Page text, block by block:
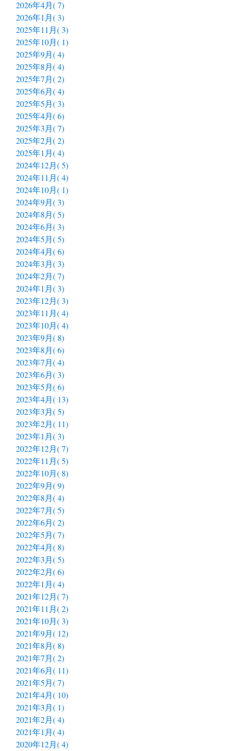
2026年4月( 7)
2026年1月( 3)
2025年11月( 3)
2025年10月( 1)
2025年9月( 4)
2025年8月( 4)
2025年7月( 2)
2025年6月( 4)
2025年5月( 3)
2025年4月( 6)
2025年3月( 7)
2025年2月( 2)
2025年1月( 4)
2024年12月( 5)
2024年11月( 4)
2024年10月( 1)
2024年9月( 3)
2024年8月( 5)
2024年6月( 3)
2024年5月( 5)
2024年4月( 6)
2024年3月( 3)
2024年2月( 7)
2024年1月( 3)
2023年12月( 3)
2023年11月( 4)
2023年10月( 4)
2023年9月( 8)
2023年8月( 6)
2023年7月( 4)
2023年6月( 3)
2023年5月( 6)
2023年4月( 13)
2023年3月( 5)
2023年2月( 11)
2023年1月( 3)
2022年12月( 7)
2022年11月( 5)
2022年10月( 8)
2022年9月( 9)
2022年8月( 4)
2022年7月( 5)
2022年6月( 2)
2022年5月( 7)
2022年4月( 8)
2022年3月( 5)
2022年2月( 6)
2022年1月( 4)
2021年12月( 7)
2021年11月( 2)
2021年10月( 3)
2021年9月( 12)
2021年8月( 8)
2021年7月( 2)
2021年6月( 11)
2021年5月( 7)
2021年4月( 10)
2021年3月( 1)
2021年2月( 4)
2021年1月( 4)
2020年12月( 4)